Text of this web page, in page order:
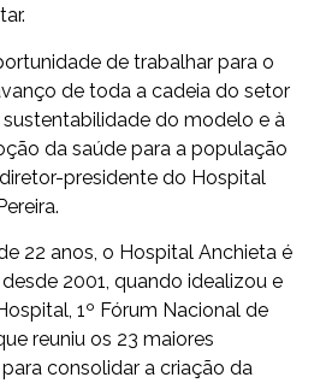
de trabalhar para o
de toda a cadeia do setor
do modelo e à
da saúde para a população
presidente do Hospital
22 anos, o Hospital Anchieta é
2001, quando idealizou e
1º Fórum Nacional de
reuniu os 23 maiores
consolidar a criação da